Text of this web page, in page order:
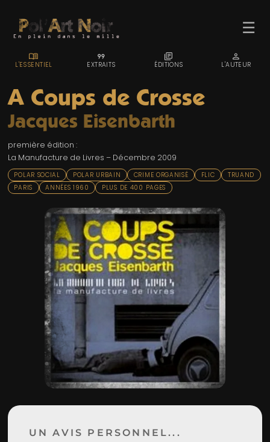
☰
ACCUEIL
TROMBINO
INDEX
RECHERCHE
LIENS & FESTIVALS
UN POLAR AU HASARD
A Coups de Crosse
Jacques Eisenbarth
première édition :
La Manufacture de Livres – Décembre 2009
POLAR SOCIAL POLAR URBAIN CRIME ORGANISÉ FLIC
TRUAND
PARIS
ANNÉES 1960 PLUS DE 400 PAGES
UN AVIS PERSONNEL...
MENU_BOOK
L'ESSENTIEL
FORMAT_QUOTE
EXTRAITS
LIBRARY_BOOKS
ÉDITIONS
PERSON
L'AUTEUR